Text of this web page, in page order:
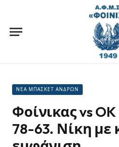
ΝΕΑ ΜΠΑΣΚΕΤ ΑΝΔΡΩΝ
Φοίνικας vs
78-63. Νίκη με